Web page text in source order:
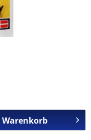
Warenkorb